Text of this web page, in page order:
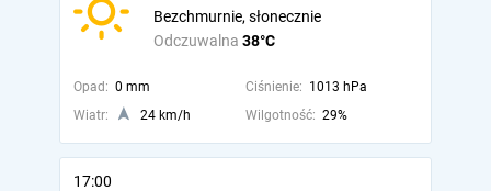
Odczuwalna 38°C
Bezchmurnie, słonecznie
Opad: 0 mm Ciśnienie: 1013 hPa
Wiatr:
24 km/h Wilgotność: 29%
17:00